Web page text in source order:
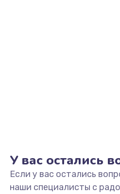
Замена/Pемонт
1300
У вас остались
Если у вас остались
наши специалисты с